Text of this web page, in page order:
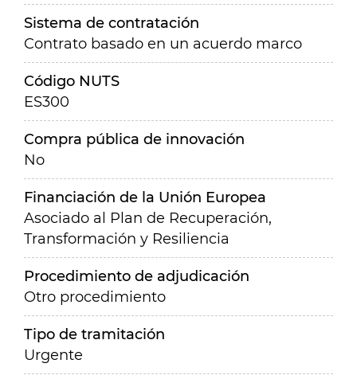
Sistema de contratación
Contrato basado en un acuerdo marco
Código NUTS
ES300
Compra pública de innovación
No
Financiación de la Unión Europea
Asociado al Plan de Recuperación,
Transformación y Resiliencia
Procedimiento de adjudicación
Otro procedimiento
Tipo de tramitación
Urgente